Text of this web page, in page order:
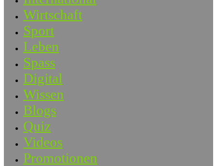
Wirtschaft
Sport
Leben
Spass
Digital
Wissen
Blogs
Quiz
Videos
Promotionen